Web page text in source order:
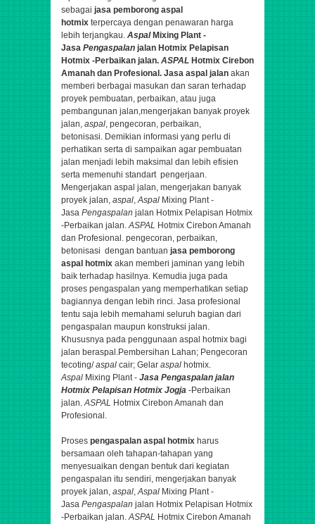
sebagai jasa pemborong aspal
hotmix terpercaya dengan penawaran harga
lebih terjangkau. AspalMixing Plant -
Jasa Pengaspalan jalan Hotmix Pelapisan
Hotmix -Perbaikan jalan. ASPAL Hotmix Cirebon
Amanah dan Profesional. Jasa aspal jalan akan
memberi berbagai masukan dan saran terhadap
proyek pembuatan, perbaikan, atau juga
pembangunan jalan,mengerjakan banyak proyek
jalan, aspal, pengecoran, perbaikan,
betonisasi. Demikian informasi yang perlu di
perhatikan serta di sampaikan agar pembuatan
jalan menjadi lebih maksimal dan lebih efisien
serta memenuhi standart pengerjaan.
Mengerjakan aspal jalan, mengerjakan banyak
proyek jalan, aspal,Aspal Mixing Plant -
Jasa Pengaspalan jalan Hotmix Pelapisan Hotmix
-Perbaikan jalan.ASPAL Hotmix Cirebon Amanah
dan Profesional. pengecoran, perbaikan,
betonisasi dengan bantuan jasa pemborong
aspal hotmix akan memberi jaminan yang lebih
baik terhadap hasilnya. Kemudia juga pada
proses pengaspalan yang memperhatikan setiap
bagiannya dengan lebih rinci. Jasa profesional
tentu saja lebih memahami seluruh bagian dari
pengaspalan maupun konstruksi jalan.
Khususnya pada penggunaan aspal hotmix bagi
jalan beraspal.Pembersihan Lahan; Pengecoran
tecoting/aspal cair; Gelar aspal hotmix.
Aspal Mixing Plant - Jasa Pengaspalan jalan
Hotmix Pelapisan Hotmix Jogja -Perbaikan
jalan.ASPAL Hotmix Cirebon Amanah dan
Profesional.
Proses pengaspalan aspal hotmix harus
bersamaan oleh tahapan-tahapan yang
menyesuaikan dengan bentuk dari kegiatan
pengaspalan itu sendiri, mengerjakan banyak
proyek jalan, aspal,Aspal Mixing Plant -
Jasa Pengaspalan jalan Hotmix Pelapisan Hotmix
-Perbaikan jalan.ASPAL Hotmix Cirebon Amanah